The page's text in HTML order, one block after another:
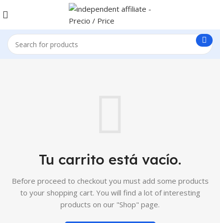
Tu carrito está vacío.
Before proceed to checkout you must add some products
to your shopping cart. You will find a lot of interesting
products on our "Shop" page.